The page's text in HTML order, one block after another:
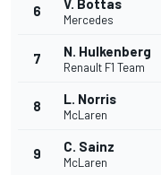
6 V. Bottas
Mercedes
7 N. Hulkenberg
Renault F1 Team
8 L. Norris
McLaren
9 C. Sainz
McLaren